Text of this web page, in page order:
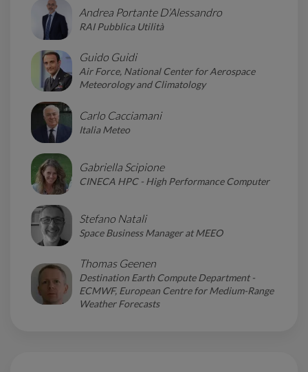
Andrea Portante D’Alessandro
RAI Pubblica Utilità
Guido Guidi
Air Force, National Center for Aerospace
Meteorology and Climatology
Carlo Cacciamani
Italia Meteo
Gabriella Scipione
CINECA HPC - High Performance Computer
Stefano Natali
Space Business Manager at MEEO
Thomas Geenen
Destination Earth Compute Department -
ECMWF, European Centre for Medium-Range
Weather Forecasts